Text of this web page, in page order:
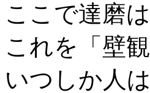
ここで達磨
これを「壁
いつしか人